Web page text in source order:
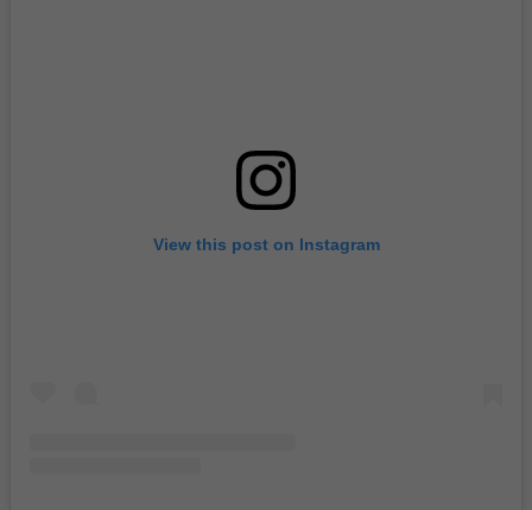
View this post on Instagram